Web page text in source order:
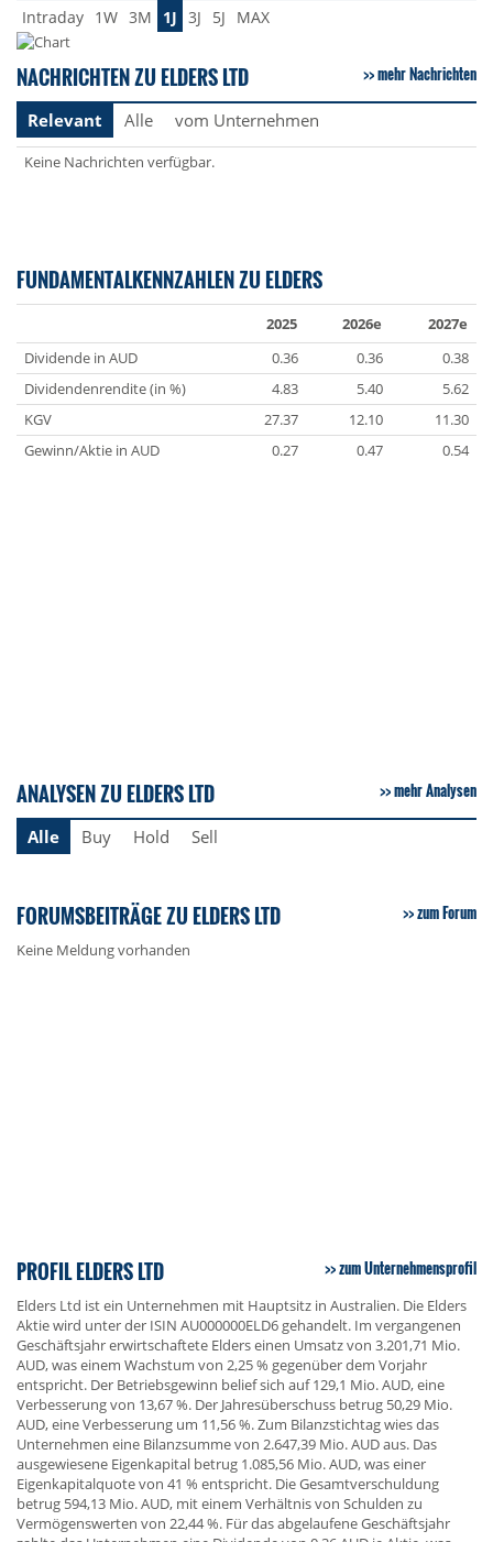
Intraday 1W 3M 1J 3J 5J MAX
NACHRICHTEN ZU ELDERS LTD mehr Nachrichten
Relevant Alle vom Unternehmen
Keine Nachrichten verfügbar.
FUNDAMENTALKENNZAHLEN ZU ELDERS
2025 2026e
2027e
Dividende in AUD
0.36 0.36
0.38
Dividendenrendite (in %)
4.83 5.40
5.62
KGV
27.37 12.10
11.30
Gewinn/Aktie in AUD
0.27 0.47 0.54
ANALYSEN ZU ELDERS LTD mehr Analysen
Alle Buy Hold Sell
FORUMSBEITRÄGE ZU ELDERS LTD zum Forum
Keine Meldung vorhanden
PROFIL ELDERS LTD zum Unternehmensprofil
Elders Ltd ist ein Unternehmen mit Hauptsitz in Australien. Die Elders
Aktie wird unter der ISIN AU000000ELD6 gehandelt. Im vergangenen
Geschäftsjahr erwirtschaftete Elders einen Umsatz von 3.201,71 Mio.
AUD, was einem Wachstum von 2,25 % gegenüber dem Vorjahr
entspricht. Der Betriebsgewinn belief sich auf 129,1 Mio. AUD, eine
Verbesserung von 13,67 %. Der Jahresüberschuss betrug 50,29 Mio.
AUD, eine Verbesserung um 11,56 %. Zum Bilanzstichtag wies das
Unternehmen eine Bilanzsumme von 2.647,39 Mio. AUD aus. Das
ausgewiesene Eigenkapital betrug 1.085,56 Mio. AUD, was einer
Eigenkapitalquote von 41 % entspricht. Die Gesamtverschuldung
betrug 594,13 Mio. AUD, mit einem Verhältnis von Schulden zu
Vermögenswerten von 22,44 %. Für das abgelaufene Geschäftsjahr